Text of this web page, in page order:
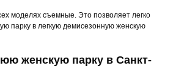
моделях съемные. Это позволяет легко
парку в легкую демисезонную женскую
женскую парку в Санкт-